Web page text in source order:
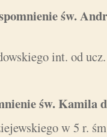
św.
int. od
św.
w 5 r.